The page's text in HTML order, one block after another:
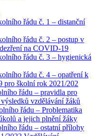
řádu č. 1 – distanční
řádu č. 2 – postup v
na COVID-19
řádu č. 3 – hygienická
řádu č. 4 – opatření k
pro školní rok 2021/202
řádu – pravidla pro
vzdělávání žáků
řádu – Problematika
a jejich plnění žáky
řádu – ostatní přílohy